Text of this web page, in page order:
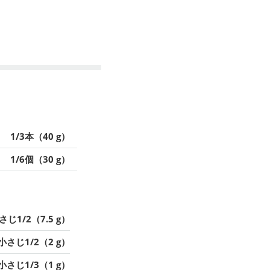
1/3本（40 g）
1/6個（30 g）
じ1/2（7.5 g）
さじ1/2（2 g）
さじ1/3（1 g）